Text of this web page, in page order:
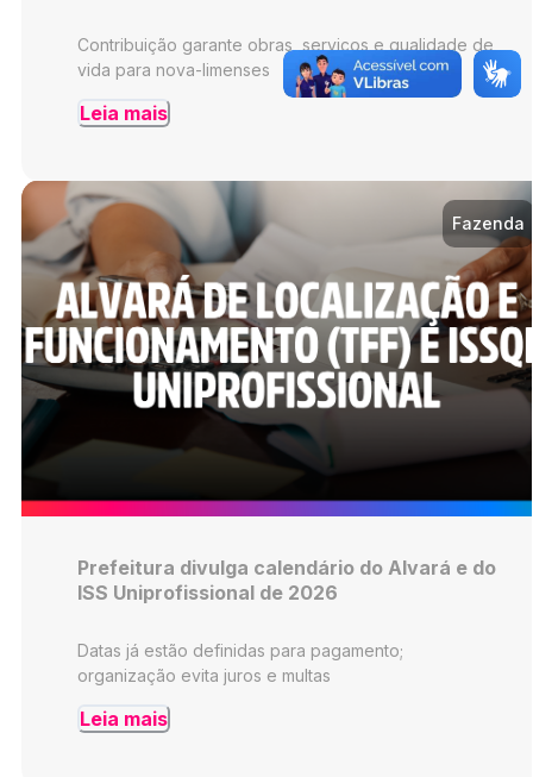
Contribuição garante obras, serviços e qualidade de
vida para nova-limenses
Leia mais
Fazenda
Prefeitura divulga calendário do Alvará e do
ISS Uniprofissional de 2026
Datas já estão definidas para pagamento;
organização evita juros e multas
Leia mais